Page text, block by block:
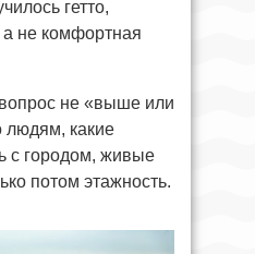
гетто,
не комфортная
не «выше или
людям, какие
с городом, живые
потом этажность.